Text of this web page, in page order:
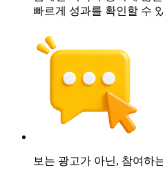
빠르게 성과를 확인할 수
보는 광고가 아닌, 참여하